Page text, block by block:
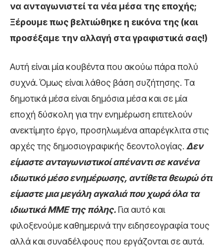
να ανταγωνιστεί τα νέα μέσα της εποχής;
Ξέρουμε πως βελτιώθηκε η εικόνα της (και
προσέξαμε την αλλαγή στα γραφιστικά σας!)
Αυτή είναι μία κουβέντα που ακούω πάρα πολύ
συχνά. Όμως είναι λάθος βάση συζήτησης. Τα
δημοτικά μέσα είναι δημόσια μέσα και σε μία
εποχή δύσκολη για την ενημέρωση επιτελούν
ανεκτίμητο έργο, προσηλωμένα απαρέγκλιτα στις
αρχές της δημοσιογραφικής δεοντολογίας. Δεν
είμαστε ανταγωνιστικοί απέναντι σε κανένα
ιδιωτικό μέσο ενημέρωσης, αντίθετα θεωρώ ότι
είμαστε μια μεγάλη αγκαλιά που χωρά όλα τα
ιδιωτικά ΜΜΕ της πόλης. Για αυτό και
φιλοξενούμε καθημερινά την ειδησεογραφία τους
αλλά και συναδέλφους που εργάζονται σε αυτά.